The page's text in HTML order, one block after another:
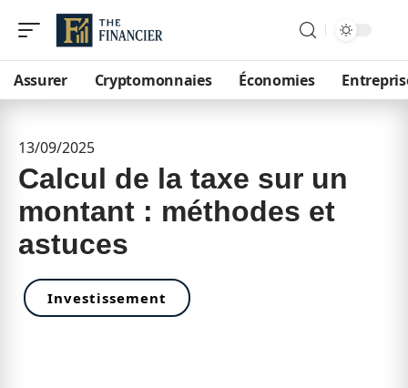
Assurer Cryptomonnaies Économies
13/09/2025
Calcul de la taxe sur un
montant : méthodes et
astuces
Investissement